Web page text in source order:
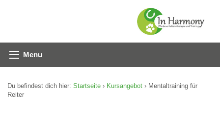
Menu
Du befindest dich hier: Startseite › Kursangebot › Mentaltraining für
Reiter